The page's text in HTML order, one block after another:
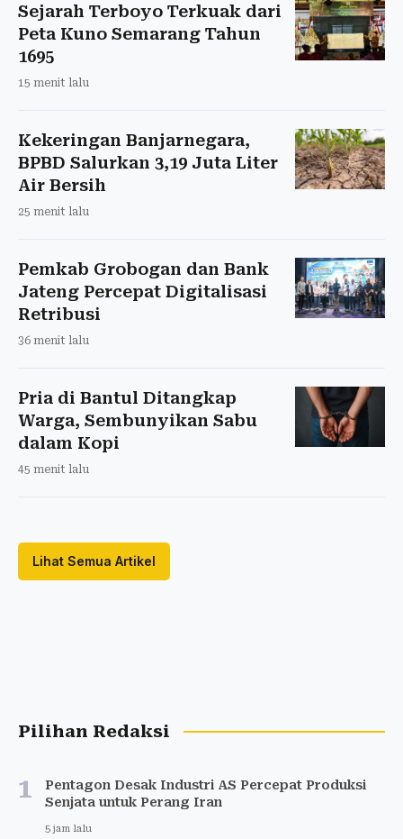
Sejarah Terboyo Terkuak dari
Peta Kuno Semarang Tahun
1695
15 menit lalu
Kekeringan Banjarnegara,
BPBD Salurkan 3,19 Juta Liter
Air Bersih
25 menit lalu
Pemkab Grobogan dan Bank
Jateng Percepat Digitalisasi
Retribusi
36 menit lalu
Pria di Bantul Ditangkap
Warga, Sembunyikan Sabu
dalam Kopi
45 menit lalu
Lihat Semua Artikel
Pilihan Redaksi
1
Pentagon Desak Industri AS Percepat Produksi
Senjata untuk Perang Iran
5 jam lalu